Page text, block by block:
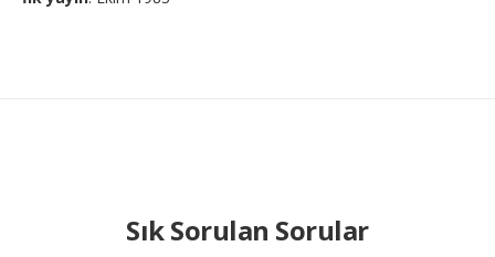
Sık Sorulan Sorular